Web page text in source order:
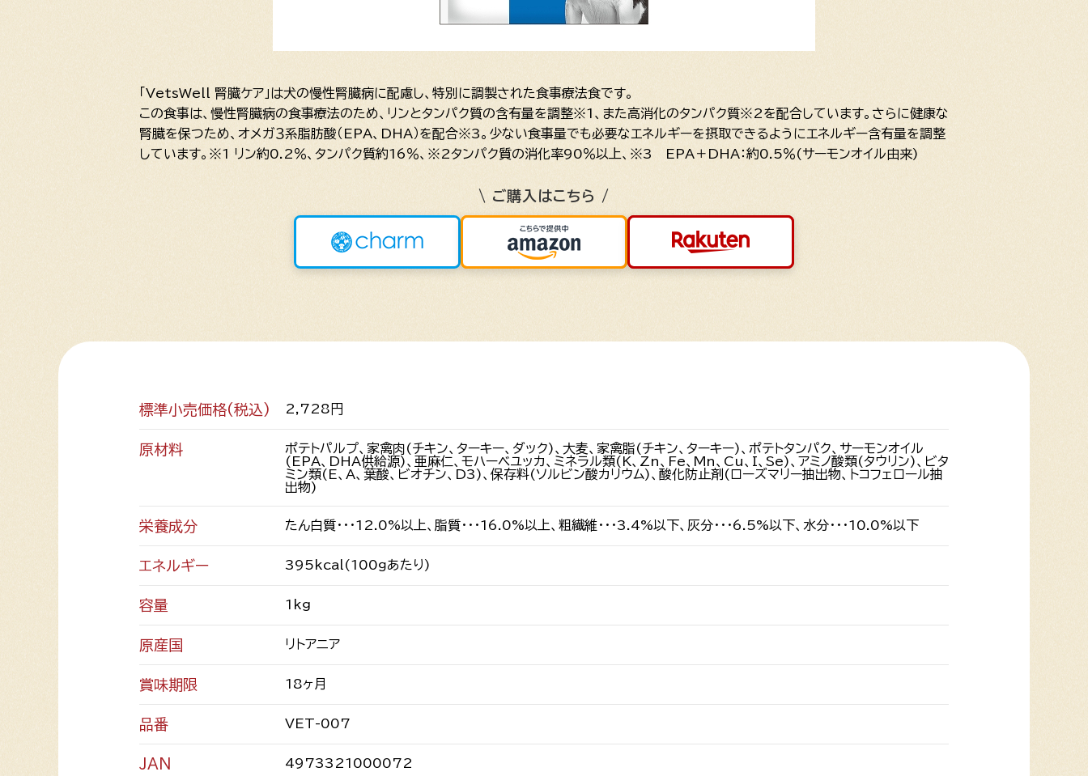
「VetsWell 腎臓ケア」は犬の慢性腎臓病に配慮し、特別に調製された食事療法食です。
この食事は、慢性腎臓病の食事療法のため、リンとタンパク質の含有量を調整※1、また高消化のタンパク質※2を配合しています。さらに健康な
腎臓を保つため、オメガ３系脂肪酸（EPA、DHA）を配合※3。少ない食事量でも必要なエネルギーを摂取できるようにエネルギー含有量を調整
しています。※1 リン約0.2％、タンパク質約16％、※2タンパク質の消化率90％以上、※3 EPA＋DHA：約0.5％(サーモンオイル由来)
\ ご購入はこちら /
標準小売価格(税込) 2,728円
原材料
ポテトパルプ、家禽肉(チキン、ターキー、ダック)、大麦、家禽脂(チキン、ターキー)、ポテトタンパク、サーモンオイル
(EPA、DHA供給源)、亜麻仁、モハーベユッカ、ミネラル類(K、Zn、Fe、Mn、Cu、I、Se)、アミノ酸類(タウリン)、ビタ
ミン類(E、A、葉酸、ビオチン、D3)、保存料(ソルビン酸カリウム)、酸化防止剤(ローズマリー抽出物、トコフェロール抽
出物)
栄養成分 たん白質・・・12.0%以上、脂質・・・16.0%以上、粗繊維・・・3.4%以下、灰分・・・6.5%以下、水分・・・10.0%以下
エネルギー 395kcal(100ｇあたり)
容量 1kg
原産国 リトアニア
賞味期限 18ヶ月
品番 VET-007
JAN 4973321000072